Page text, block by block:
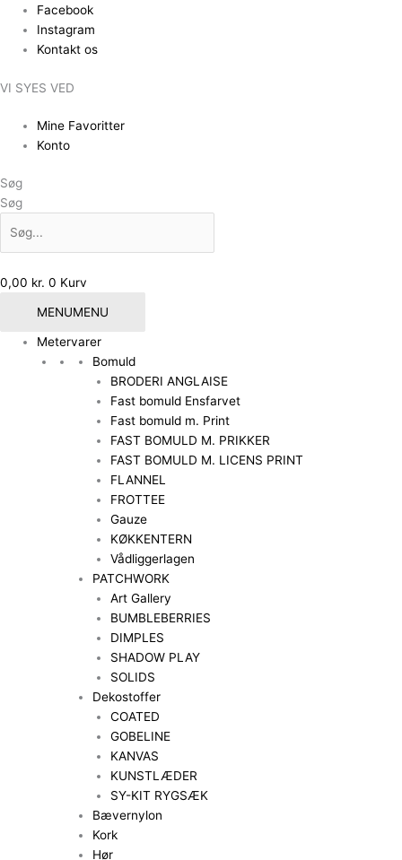
indholdet
Facebook
Instagram
Kontakt os
VI SYES VED
Mine Favoritter
Konto
Søg
Søg
0,00 kr. 0 Kurv
MENUMENU
Metervarer
Bomuld
BRODERI ANGLAISE
Fast bomuld Ensfarvet
Fast bomuld m. Print
FAST BOMULD M. PRIKKER
FAST BOMULD M. LICENS PRINT
FLANNEL
FROTTEE
Gauze
KØKKENTERN
Vådliggerlagen
PATCHWORK
Art Gallery
BUMBLEBERRIES
DIMPLES
SHADOW PLAY
SOLIDS
Dekostoffer
COATED
GOBELINE
KANVAS
KUNSTLÆDER
SY-KIT RYGSÆK
Bævernylon
Kork
Hør